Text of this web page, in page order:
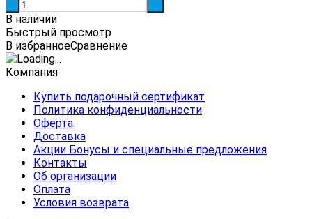
В наличии
Быстрый просмотр
В избранноеСравнение
Компания
Купить подарочный сертификат
Политика конфиденциальности
Оферта
Доставка
Акции Бонусы и специальные предложения
Контакты
Об организации
Оплата
Условия возврата